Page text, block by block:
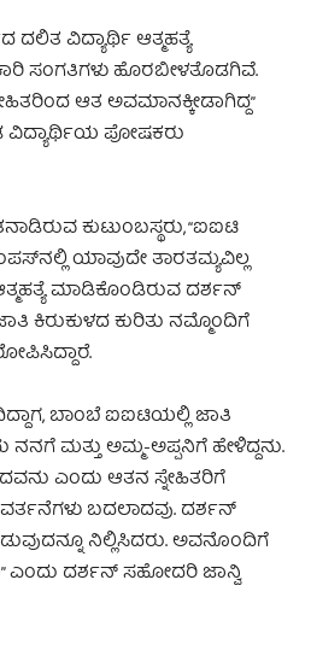
ವಿದ್ಯಾರ್ಥಿ ಆತ್ಮಹತ್ಯೆ
ಸಂಗತಿಗಳು ಹೊರಬೀಳತೊಡಗಿವೆ.
ಆತ ಅವಮಾನಕ್ಕೀಡಾಗಿದ್ದ”
ವಿದ್ಯಾರ್ಥಿಯ ಪೋಷಕರು
ಕುಟುಂಬಸ್ಥರು, “ಐಐಟಿ
ಯಾವುದೇ ತಾರತಮ್ಯವಿಲ್ಲ
ಮಾಡಿಕೊಂಡಿರುವ ದರ್ಶನ್
ಕಿರುಕುಳದ ಕುರಿತು ನಮ್ಮೊಂದಿಗೆ
ಬಾಂಬೆ ಐಐಟಿಯಲ್ಲಿ ಜಾತಿ
ಮತ್ತು ಅಮ್ಮ-ಅಪ್ಪನಿಗೆ ಹೇಳಿದ್ದನು.
ಎಂದು ಆತನ ಸ್ನೇಹಿತರಿಗೆ
ವರ್ತನೆಗಳು ಬದಲಾದವು. ದರ್ಶನ್‌
ನಿಲ್ಲಿಸಿದರು. ಅವನೊಂದಿಗೆ
ಎಂದು ದರ್ಶನ್‌ ಸಹೋದರಿ ಜಾನ್ವಿ